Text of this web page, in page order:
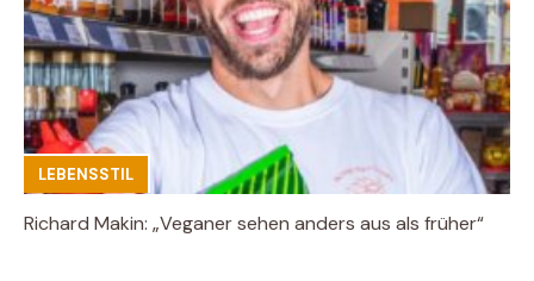
LEBENSSTIL
Richard Makin: „Veganer sehen anders aus als früher“